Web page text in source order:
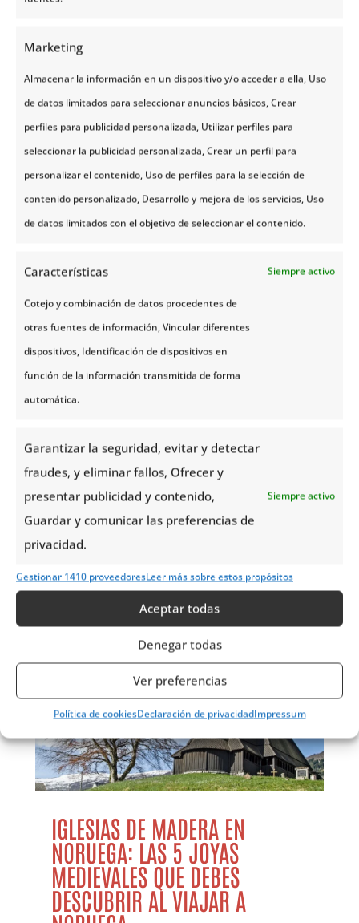
Marketing
Almacenar la información en un dispositivo y/o acceder a ella, Uso
de datos limitados para seleccionar anuncios básicos, Crear
perfiles para publicidad personalizada, Utilizar perfiles para
seleccionar la publicidad personalizada, Crear un perfil para
personalizar el contenido, Uso de perfiles para la selección de
contenido personalizado, Desarrollo y mejora de los servicios, Uso
de datos limitados con el objetivo de seleccionar el contenido.
Características Siempre activo
Cotejo y combinación de datos procedentes de
otras fuentes de información, Vincular diferentes
dispositivos, Identificación de dispositivos en
función de la información transmitida de forma
automática.
Garantizar la seguridad, evitar y detectar
fraudes, y eliminar fallos, Ofrecer y
presentar publicidad y contenido,
Guardar y comunicar las preferencias de
privacidad.
Siempre activo
Gestionar 1410 proveedoresLeer más sobre estos propósitos
Aceptar todas
Denegar todas
Ver preferencias
Política de cookiesDeclaración de privacidadImpressum
sólo es una joya en lo cultural, también en lo que se
tecnología
innovadoras hasta los proyectos de investigación
más sofisticados y su compromiso con la
sostenibilidad la ciudad pone el foco en liderar el
futuro de la tecnología.
DesdeNoruega Toursorganizamos viajes a tu
medida, en base a los lugares que quieras visitar y el
viajas solo como con pareja o en familia, Noruega es
IGLESIAS DE MADERA EN
NORUEGA: LAS 5 JOYAS
MEDIEVALES QUE DEBES
DESCUBRIR AL VIAJAR A